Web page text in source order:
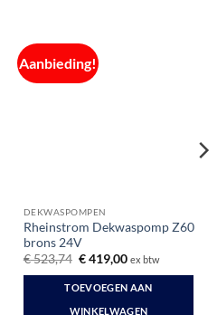
Aanbieding!
DEKWASPOMPEN
Rheinstrom Dekwaspomp Z60
brons 24V
€523,74 Oorspronkelijke
was:
€ 523,74.
€419,00Huidige
is:
€ 419,00.
ex btw
TOEVOEGEN AAN
WINKELWAGEN